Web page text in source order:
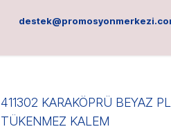
411302 KARAKÖPRÜ BEYAZ
TÜKENMEZ KALEM